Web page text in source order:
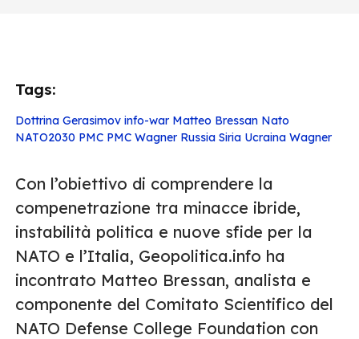
Tags:
Dottrina Gerasimov info-war Matteo Bressan Nato
NATO2030 PMC PMC Wagner Russia Siria Ucraina Wagner
Con l’obiettivo di comprendere la
compenetrazione tra minacce ibride,
instabilità politica e nuove sfide per la
NATO e l’Italia, Geopolitica.info ha
incontrato Matteo Bressan, analista e
componente del Comitato Scientifico del
NATO Defense College Foundation con